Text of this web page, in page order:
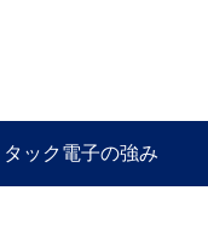
タック電子の強み